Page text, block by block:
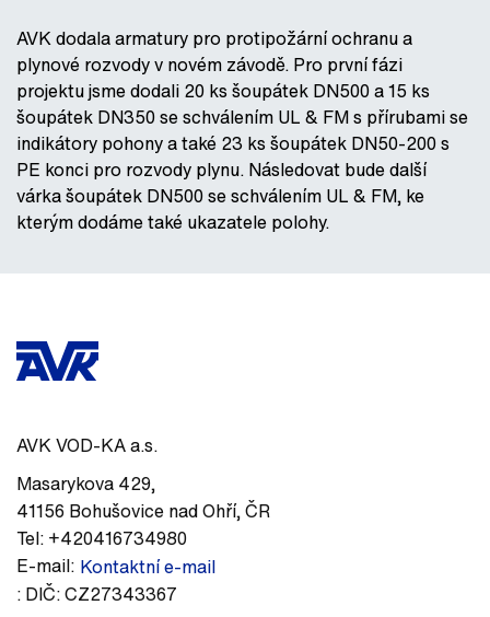
AVK dodala armatury pro protipožární ochranu a
plynové rozvody v novém závodě. Pro první fázi
projektu jsme dodali 20 ks šoupátek DN500 a 15 ks
šoupátek DN350 se schválením UL & FM s přírubami se
indikátory pohony a také 23 ks šoupátek DN50-200 s
PE konci pro rozvody plynu. Následovat bude další
várka šoupátek DN500 se schválením UL & FM, ke
kterým dodáme také ukazatele polohy.
AVK VOD-KA a.s.
Masarykova 429,
41156 Bohušovice nad Ohří,ČR
Tel: +420416734980
E-mail: Kontaktní e-mail
: DIČ: CZ27343367